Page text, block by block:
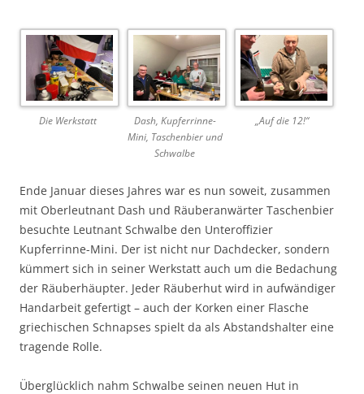
Die Werkstatt
Dash, Kupferrinne-
Mini, Taschenbier und
Schwalbe
„Auf die 12!“
Ende Januar dieses Jahres war es nun soweit, zusammen
mit Oberleutnant Dash und Räuberanwärter Taschenbier
besuchte Leutnant Schwalbe den Unteroffizier
Kupferrinne-Mini. Der ist nicht nur Dachdecker, sondern
kümmert sich in seiner Werkstatt auch um die Bedachung
der Räuberhäupter. Jeder Räuberhut wird in aufwändiger
Handarbeit gefertigt – auch der Korken einer Flasche
griechischen Schnapses spielt da als Abstandshalter eine
tragende Rolle.
Überglücklich nahm Schwalbe seinen neuen Hut in